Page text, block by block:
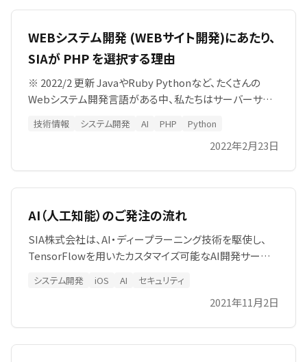
WEBシステム開発 (WEBサイト開発)にあたり、
SIAが PHP を選択する理由
※ 2022/2 更新 JavaやRuby Pythonなど、たくさんの
Webシステム開発言語がある中、私たちはサーバーサイ
ある方は言います。PHPは過去のモノだと。
技術情報 システム開発 AI PHP Python
2022年2月23日
AI（人工知能）のご発注の流れ
SIA株式会社は、AI・ディープラーニング技術を駆使し、
TensorFlowを用いたカスタマイズ可能なAI開発サービス
の競争力向上を支援します。開発から導入までを一貫し
システム開発 iOS AI セキュリティ
2021年11月2日